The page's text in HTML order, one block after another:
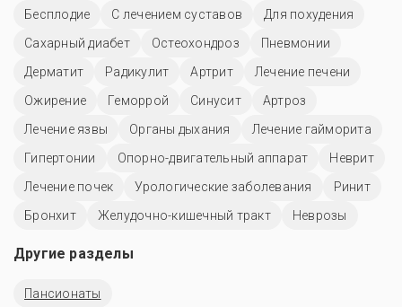
Бесплодие
С лечением суставов
Для похудения
Сахарный диабет
Остеохондроз
Пневмонии
Дерматит
Радикулит Артрит
Лечение печени
Ожирение
Геморрой Синусит
Артроз
Лечение язвы
Органы дыхания
Лечение гайморита
Гипертонии
Опорно-двигательный аппарат
Неврит
Лечение почек
Урологические заболевания
Ринит
Бронхит
Желудочно-кишечный тракт Неврозы
Другие разделы
Пансионаты